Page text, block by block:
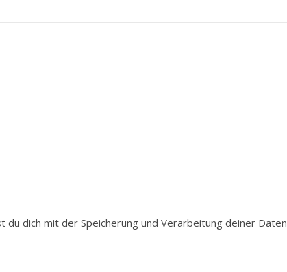
dich mit der Speicherung und Verarbeitung deiner Daten